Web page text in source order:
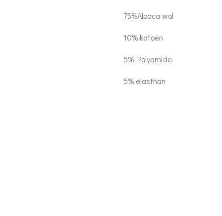
75%Alpaca wol
10% katoen
5% Polyamide
5% elasthan